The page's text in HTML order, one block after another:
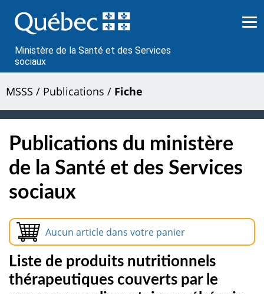
au
contenu
Ministère de la Santé et des Services
sociaux
MSSS / Publications / Fiche
Publications du ministère
de la Santé et des Services
sociaux
Aucun article dans votre panier
Liste de produits nutritionnels
thérapeutiques couverts par le